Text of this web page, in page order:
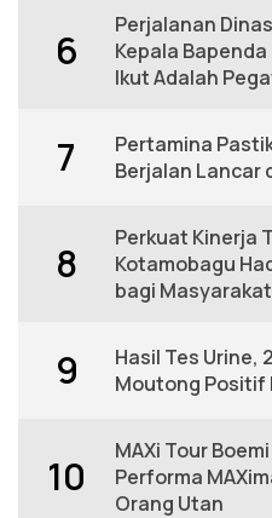
6
Perjalanan
Kepala
Ikut Adalah
7
Pertamina
Berjalan Lancar
8
Perkuat Kinerja
Kotamobagu
bagi Masyarakat
9
Hasil Tes Urine,
Moutong Positif
10
MAXi Tour
Performa
Orang Utan